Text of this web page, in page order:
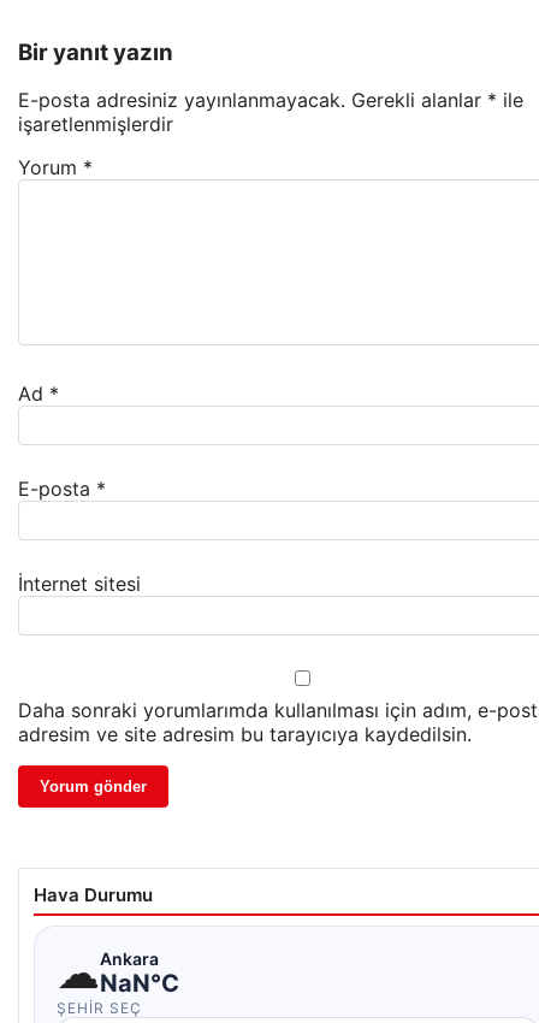
Bir yanıt yazın
E-posta adresiniz yayınlanmayacak. Gerekli alanlar * ile
işaretlenmişlerdir
Yorum *
Ad *
E-posta *
İnternet sitesi
Daha sonraki yorumlarımda kullanılması için adım, e-
adresim ve site adresim bu tarayıcıya kaydedilsin.
Hava Durumu
☁Ankara
NaN°C
ŞEHIR SEÇ